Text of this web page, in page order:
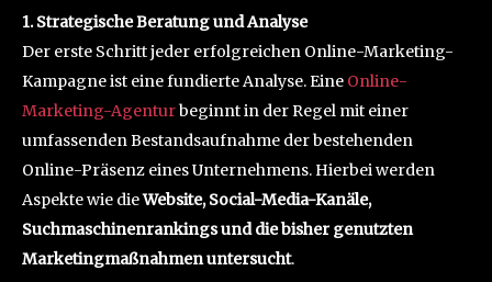
1. Strategische Beratung und Analyse
Der erste Schritt jeder erfolgreichen Online-Marketing-
Kampagne ist eine fundierte Analyse. Eine Online-
Marketing-Agenturbeginnt in der Regel mit einer
umfassenden Bestandsaufnahme der bestehenden
Online-Präsenz eines Unternehmens. Hierbei werden
Aspekte wie dieWebsite, Social-Media-Kanäle,
Suchmaschinenrankings und die bisher genutzten
Marketingmaßnahmen untersucht.